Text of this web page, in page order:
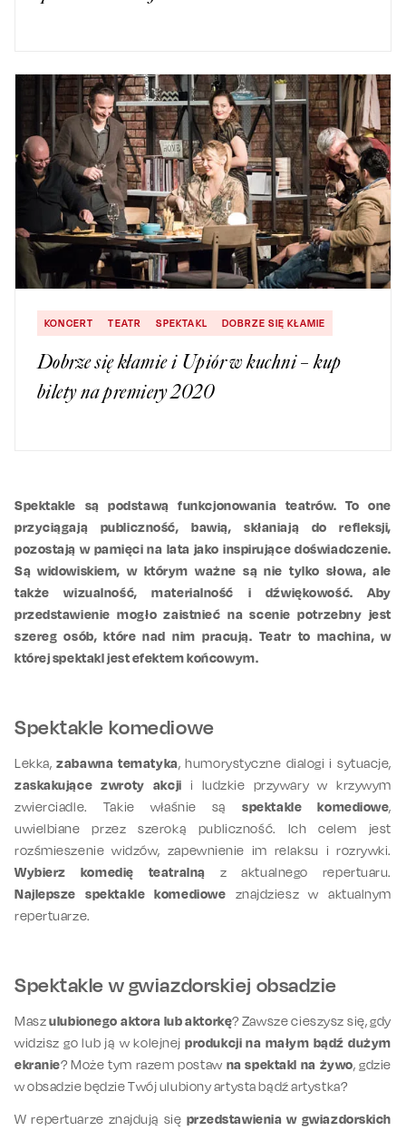
KONCERT TEATR SPEKTAKL DOBRZE SIĘ KŁAMIE
Dobrze się kłamie i Upiór w kuchni – kup
bilety na premiery 2020
Spektakle są podstawą funkcjonowania teatrów. To one
przyciągają publiczność, bawią, skłaniają do refleksji,
pozostają w pamięci na lata jako inspirujące doświadczenie.
Są widowiskiem, w którym ważne są nie tylko słowa, ale
także wizualność, materialność i dźwiękowość. Aby
przedstawienie mogło zaistnieć na scenie potrzebny jest
szereg osób, które nad nim pracują. Teatr to machina, w
której spektakl jest efektem końcowym.
Spektakle komediowe
Lekka,zabawna tematyka, humorystyczne dialogi i sytuacje,
zaskakujące zwroty akcji i ludzkie przywary w krzywym
zwierciadle. Takie właśnie sąspektakle komediowe,
uwielbiane przez szeroką publiczność. Ich celem jest
rozśmieszenie widzów, zapewnienie im relaksu i rozrywki.
Wybierz komedię teatralną z aktualnego repertuaru.
Najlepsze spektakle komediowe znajdziesz w aktualnym
repertuarze.
Spektakle w gwiazdorskiej obsadzie
Maszulubionego aktora lub aktorkę? Zawsze cieszysz się, gdy
widzisz go lub ją w kolejnejprodukcji na małym bądź dużym
ekranie? Może tym razem postaw na spektakl na żywo, gdzie
w obsadzie będzie Twój ulubiony artysta bądź artystka?
W repertuarze znajdują się przedstawienia w gwiazdorskich